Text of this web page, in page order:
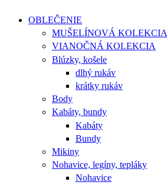
OBLEČENIE
MUŠELÍNOVÁ KOLEKCIA
VIANOČNÁ KOLEKCIA
Blúzky, košele
dlhý rukáv
krátky rukáv
Body
Kabáty, bundy
Kabáty
Bundy
Mikiny
Nohavice, legíny, tepláky
Nohavice